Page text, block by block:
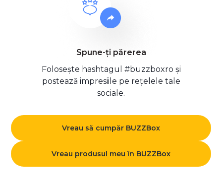
Spune-ți părerea
Folosește hashtagul #buzzboxro și
postează impresiile pe rețelele tale
sociale.
Vreau să cumpăr BUZZBox
Vreau produsul meu în BUZZBox